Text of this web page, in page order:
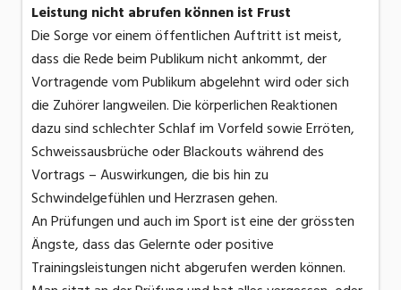
Leistung nicht abrufen können ist Frust
Die Sorge vor einem öffentlichen Auftritt ist meist,
dass die Rede beim Publikum nicht ankommt, der
Vortragende vom Publikum abgelehnt wird oder sich
die Zuhörer langweilen. Die körperlichen Reaktionen
dazu sind schlechter Schlaf im Vorfeld sowie Erröten,
Schweissausbrüche oder Blackouts während des
Vortrags – Auswirkungen, die bis hin zu
Schwindelgefühlen und Herzrasen gehen.
An Prüfungen und auch im Sport ist eine der grössten
Ängste, dass das Gelernte oder positive
Trainingsleistungen nicht abgerufen werden können.